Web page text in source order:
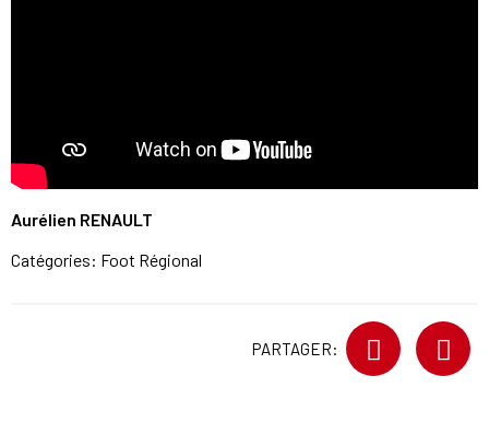
Aurélien RENAULT
Catégories: Foot Régional
PARTAGER: